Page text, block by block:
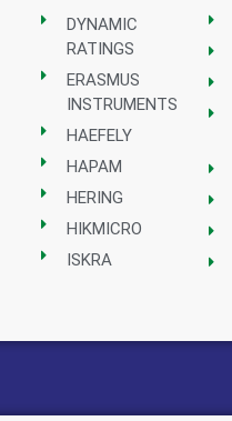
DYNAMIC
RATINGS
ERASMUS
INSTRUMENTS
HAEFELY
HAPAM
HERING
HIKMICRO
ISKRA